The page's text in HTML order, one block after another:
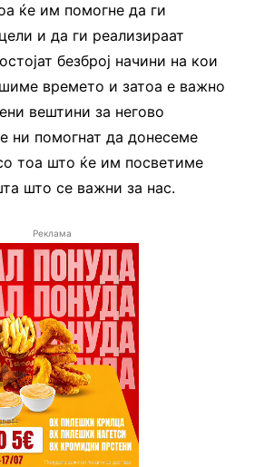
ќе им помогне да ги
и да ги реализираат
безброј начини на кои
времето и затоа е важно
вештини за негово
ни помогнат да донесеме
тоа што ќе им посветиме
што се важни за нас.
Реклама